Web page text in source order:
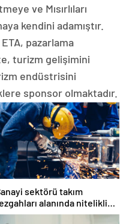
ve Mısırlıları
kendini adamıştır.
pazarlama
turizm gelişimini
endüstrisini
sponsor olmaktadır.
sektörü takım
alanında nitelikli
açığı yaşıyor